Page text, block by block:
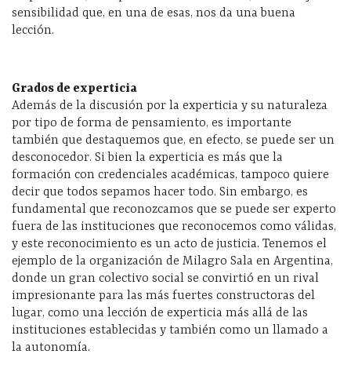
sensibilidad que, en una de esas, nos da una buena
lección.
Grados de experticia
Además de la discusión por la experticia y su naturaleza
por tipo de forma de pensamiento, es importante
también que destaquemos que, en efecto, se puede ser un
desconocedor. Si bien la experticia es más que la
formación con credenciales académicas, tampoco quiere
decir que todos sepamos hacer todo. Sin embargo, es
fundamental que reconozcamos que se puede ser experto
fuera de las instituciones que reconocemos como válidas,
y este reconocimiento es un acto de justicia. Tenemos el
ejemplo de la organización de Milagro Sala en Argentina,
donde un gran colectivo social se convirtió en un rival
impresionante para las más fuertes constructoras del
lugar, como una lección de experticia más allá de las
instituciones establecidas y también como un llamado a
la autonomía.